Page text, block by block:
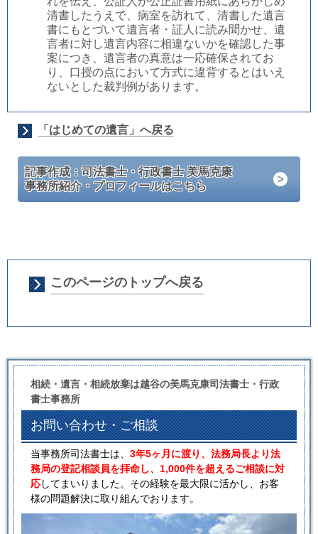
清書したうえで、病室を訪れて、清書した遺言
書にもとづいて遺言者・証人に読み聞かせ、遺
言者に対し遺言内容に相違ないかを確認した事
案につき、遺言者の真意は一応確保されてお
り、口授の点において方式に違背するとはいえ
ないとした裁判例があります。
「はじめての遺言」へ戻る
記事作成：司法書士・行政書士 美馬克康
事務所紹介・プロフィールはこちら
このページのトップへ戻る
相続・遺言・相続放棄は越谷の美馬克康司法書士・行政
書士事務所
お問い合わせ・ご相談
当事務所司法書士は、 3年5ヶ月に渡り、法務局長より法
務局の登記相談員を拝命し、1,000件を超えるご相談に対
応してまいりました。その経験を最大限に活かし、お客
様の問題解決に取り組んでおります。